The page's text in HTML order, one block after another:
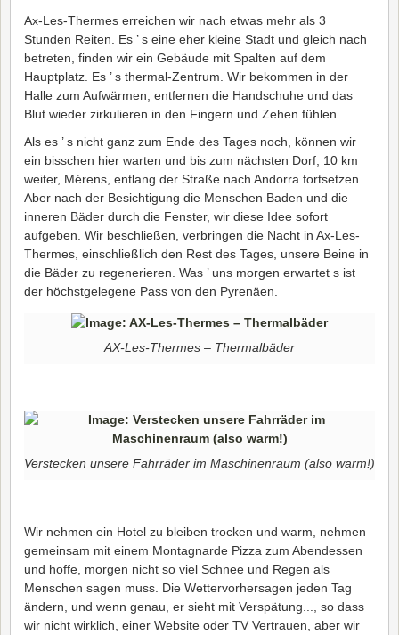
Ax-Les-Thermes erreichen wir nach etwas mehr als 3
Stunden Reiten. Es ’ s eine eher kleine Stadt und gleich nach
betreten, finden wir ein Gebäude mit Spalten auf dem
Hauptplatz. Es ’ s thermal-Zentrum. Wir bekommen in der
Halle zum Aufwärmen, entfernen die Handschuhe und das
Blut wieder zirkulieren in den Fingern und Zehen fühlen.
Als es ’ s nicht ganz zum Ende des Tages noch, können wir
ein bisschen hier warten und bis zum nächsten Dorf, 10 km
weiter, Mérens, entlang der Straße nach Andorra fortsetzen.
Aber nach der Besichtigung die Menschen Baden und die
inneren Bäder durch die Fenster, wir diese Idee sofort
aufgeben. Wir beschließen, verbringen die Nacht in Ax-Les-
Thermes, einschließlich den Rest des Tages, unsere Beine in
die Bäder zu regenerieren. Was ’ uns morgen erwartet s ist
der höchstgelegene Pass von den Pyrenäen.
AX-Les-Thermes – Thermalbäder
Verstecken unsere Fahrräder im Maschinenraum (also warm!)
Wir nehmen ein Hotel zu bleiben trocken und warm, nehmen
gemeinsam mit einem Montagnarde Pizza zum Abendessen
und hoffe, morgen nicht so viel Schnee und Regen als
Menschen sagen muss. Die Wettervorhersagen jeden Tag
ändern, und wenn genau, er sieht mit Verspätung..., so dass
wir nicht wirklich, einer Website oder TV Vertrauen, aber wir